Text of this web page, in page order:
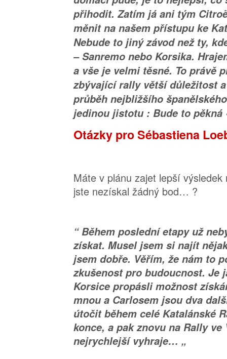
přihodit. Zatím já ani tým
měnit na našem přístupu ke
Nebude to jiný závod než ty,
– Sanremo nebo Korsika.
a vše je velmi těsné. To právě
zbývající rally větší důležitost
průběh nejbližšího
jedinou jistotu : Bude to pěkná
Otázky pro Sébastiena
Máte v plánu zajet lepší výsledek
jste nezískal žádný bod… ?
“ Během poslední etapy už
získat. Musel jsem si najít
jsem dobře. Věřím, že nám to
zkušenost pro budoucnost. Je
Korsice propásli možnost
mnou a Carlosem jsou dva
útočit během celé Katalánské
konce, a pak znovu na Rally ve
nejrychlejší vyhraje… „